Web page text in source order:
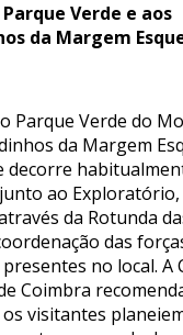
Verde e aos
da Margem
Parque Verde do
da Margem
decorre
ao Exploratório,
da Rotunda
das
no local. A
Coimbra
visitantes